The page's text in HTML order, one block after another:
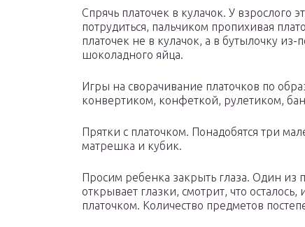
Спрячь платочек в кулачок. У взрослого
потрудиться, пальчиком пропихивая
платочек не в кулачок, а в бутылочку
шоколадного яйца.
Игры на сворачивание платочков по
конвертиком, конфеткой, рулетиком,
Прятки с платочком. Понадобятся три
матрешка и кубик.
Просим ребенка закрыть глаза. Один из
открывает глазки, смотрит, что
платочком. Количество предметов